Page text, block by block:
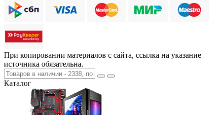
При копировании материалов с сайта, ссылка на указание
источника обязательна.
Каталог